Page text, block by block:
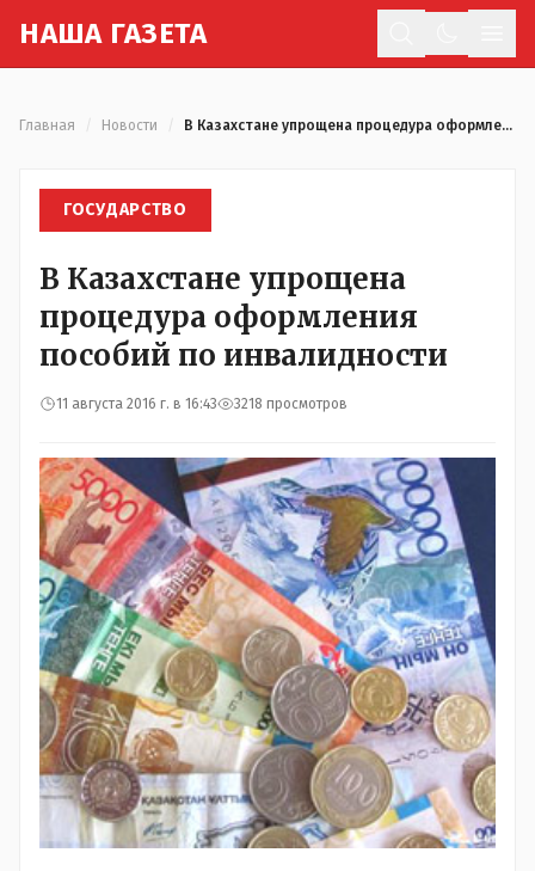
НАША ГАЗЕТА
Главная Новости В Казахстане упрощена процедура оформления пособий по инвалидности
ГОСУДАРСТВО
В Казахстане упрощена
процедура оформления
пособий по инвалидности
11 августа 2016 г. в 16:43 3218 просмотров